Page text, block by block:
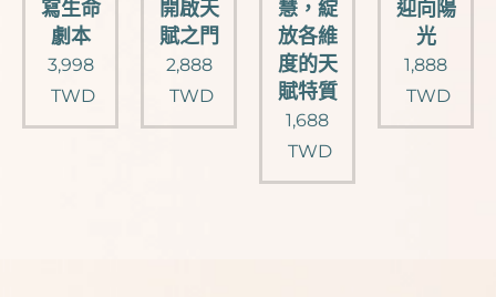
寫生命
劇本
3,998
TWD
開啟天
賦之門
2,888
TWD
慧，綻
放各維
度的天
賦特質
1,688
TWD
迎向陽
光
1,888
TWD